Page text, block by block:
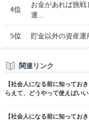
4位
お金があれば挑
運...
5位 貯金以外の資産
関連リンク
【社会人になる前に知ってお
らえて、どうやって使えばいい
【社会人になる前に知ってお